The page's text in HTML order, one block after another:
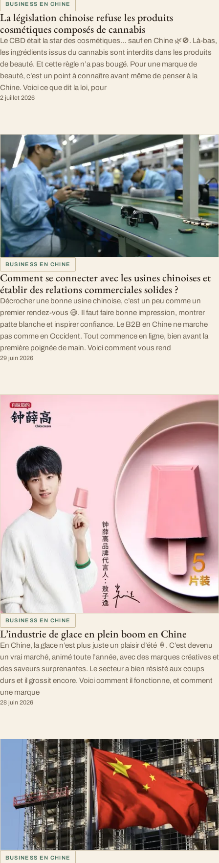
BUSINESS EN CHINE
La législation chinoise refuse les produits
cosmétiques composés de cannabis
Le CBD était la star des cosmétiques… sauf en Chine 🌿🚫. Là-bas,
les ingrédients issus du cannabis sont interdits dans les produits
de beauté. Et cette règle n’a pas bougé. Pour une marque de
beauté, c’est un point à connaître avant même de penser à la
Chine. Voici ce que dit la loi, pour
2 juillet 2026
BUSINESS EN CHINE
Comment se connecter avec les usines chinoises et
établir des relations commerciales solides ?
Décrocher une bonne usine chinoise, c’est un peu comme un
premier rendez-vous 😄. Il faut faire bonne impression, montrer
patte blanche et inspirer confiance. Le B2B en Chine ne marche
pas comme en Occident. Tout commence en ligne, bien avant la
première poignée de main. Voici comment vous rend
29 juin 2026
BUSINESS EN CHINE
L’industrie de glace en plein boom en Chine
En Chine, la glace n’est plus juste un plaisir d’été 🍦. C’est devenu
un vrai marché, animé toute l’année, avec des marques créatives et
des saveurs surprenantes. Le secteur a bien résisté aux coups
durs et il grossit encore. Voici comment il fonctionne, et comment
une marque
28 juin 2026
BUSINESS EN CHINE